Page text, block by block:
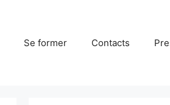
Se former Contacts